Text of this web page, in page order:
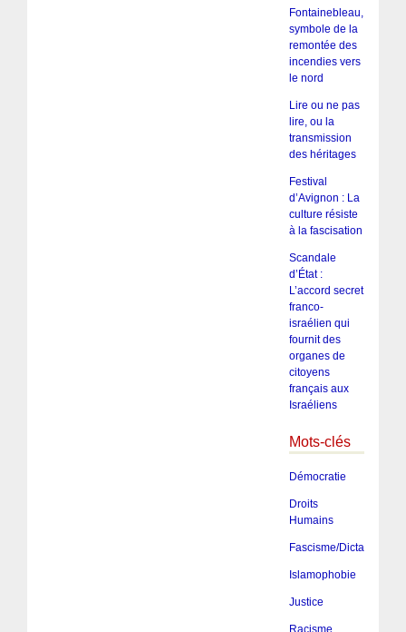
Fontainebleau,
symbole de la
remontée des
incendies vers
le nord
Lire ou ne pas
lire, ou la
transmission
des héritages
Festival
d’Avignon : La
culture résiste
à la fascisation
Scandale
d’État :
L’accord secret
franco-
israélien qui
fournit des
organes de
citoyens
français aux
Israéliens
Mots-clés
Démocratie
Droits
Humains
Fascisme/Dictature/
Islamophobie
Justice
Racisme